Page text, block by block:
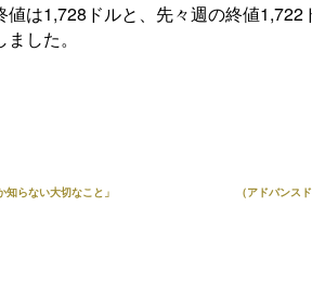
値は1,728ドルと、先々週の終値
した。
らない大切なこと」 （アドバン